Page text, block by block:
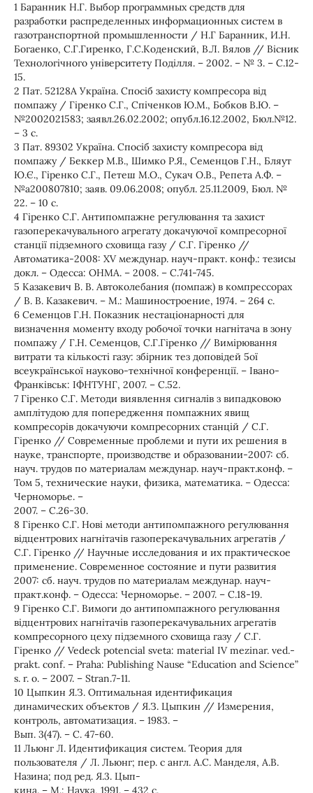
1 Баранник Н.Г. Выбор программных средств для
разработки распределенных информационных систем в
газотранспортной промышленности / Н.Г Баранник, И.Н.
Богаенко, С.Г.Гиренко, Г.С.Коденский, В.Л. Вялов // Вісник
Технологічного університету Поділля. – 2002. – № 3. – С.12-
15.
2 Пат. 52128А Україна. Спосіб захисту компресора від
помпажу / Гіренко С.Г., Спіченков Ю.М., Бобков В.Ю. –
№2002021583; заявл.26.02.2002; опубл.16.12.2002, Бюл.№12.
– 3 с.
3 Пат. 89302 Україна. Спосіб захисту компресора від
помпажу / Беккер М.В., Шимко Р.Я., Семенцов Г.Н., Бляут
Ю.Є., Гіренко С.Г., Петеш М.О., Сукач О.В., Репета А.Ф. –
№а200807810; заяв. 09.06.2008; опубл. 25.11.2009, Бюл. №
22. – 10 с.
4 Гіренко С.Г. Антипомпажне регулювання та захист
газоперекачувального агрегату докачуючої компресорної
станції підземного сховища газу / С.Г. Гіренко //
Автоматика-2008: XV междунар. науч-практ. конф.: тезисы
докл. – Одесса: ОНМА. – 2008. – С.741-745.
5 Казакевич В. В. Автоколебания (помпаж) в компрессорах
/ В. В. Казакевич. – М.: Машиностроение, 1974. – 264 с.
6 Семенцов Г.Н. Показник нестаціонарності для
визначення моменту входу робочої точки нагнітача в зону
помпажу / Г.Н. Семенцов, С.Г.Гіренко // Вимірювання
витрати та кількості газу: збірник тез доповідей 5ої
всеукраїнської науково-технічної конференції. – Івано-
Франківськ: ІФНТУНГ, 2007. – С.52.
7 Гіренко С.Г. Методи виявлення сигналів з випадковою
амплітудою для попередження помпажних явищ
компресорів докачуючи компресорних станцій / С.Г.
Гіренко // Современные проблеми и пути их решения в
науке, транспорте, производстве и образовании-2007: сб.
науч. трудов по материалам междунар. науч-практ.конф. –
Том 5, технические науки, физика, математика. – Одесса:
Черноморье. –
2007. – С.26-30.
8 Гіренко С.Г. Нові методи антипомпажного регулювання
відцентрових нагнітачів газоперекачувальних агрегатів /
С.Г. Гіренко // Научные исследования и их практическое
применение. Современное состояние и пути развития
2007: сб. науч. трудов по материалам междунар. науч-
практ.конф. – Одесса: Черноморье. – 2007. – С.18-19.
9 Гіренко С.Г. Вимоги до антипомпажного регулювання
відцентрових нагнітачів газоперекачувальних агрегатів
компресорного цеху підземного сховища газу / С.Г.
Гіренко // Vedeck potencial sveta: material IV mezinar. ved.-
prakt. conf. – Praha: Publishing Nause “Education and Science”
s. r. o. – 2007. – Stran.7-11.
10 Цыпкин Я.З. Оптимальная идентификация
динамических объектов / Я.З. Цыпкин // Измерения,
контроль, автоматизация. – 1983. –
Вып. 3(47). – С. 47-60.
11 Льюнг Л. Идентификация систем. Теория для
пользователя / Л. Льюнг; пер. с англ. А.С. Манделя, А.В.
Назина; под ред. Я.3. Цып-
кина. – М.: Наука, 1991. – 432 с.